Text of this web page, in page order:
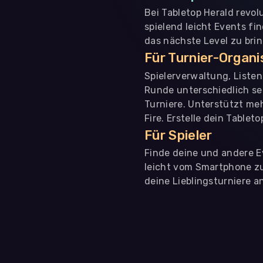
Bei Tabletop Herald
spielend leicht Events
das nächste Level zu
Für Turnier-
Spielerverwaltung,
Runde unterschiedlich
Turniere. Unterstützt
Fire. Erstelle dein
Für Spieler
Finde deine und andere
leicht vom Smartphone
deine Lieblingsturniere